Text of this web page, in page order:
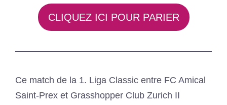
CLIQUEZ ICI POUR PARIER
Ce match de la 1. Liga Classic entre FC Amical
Saint-Prex et Grasshopper Club Zurich II